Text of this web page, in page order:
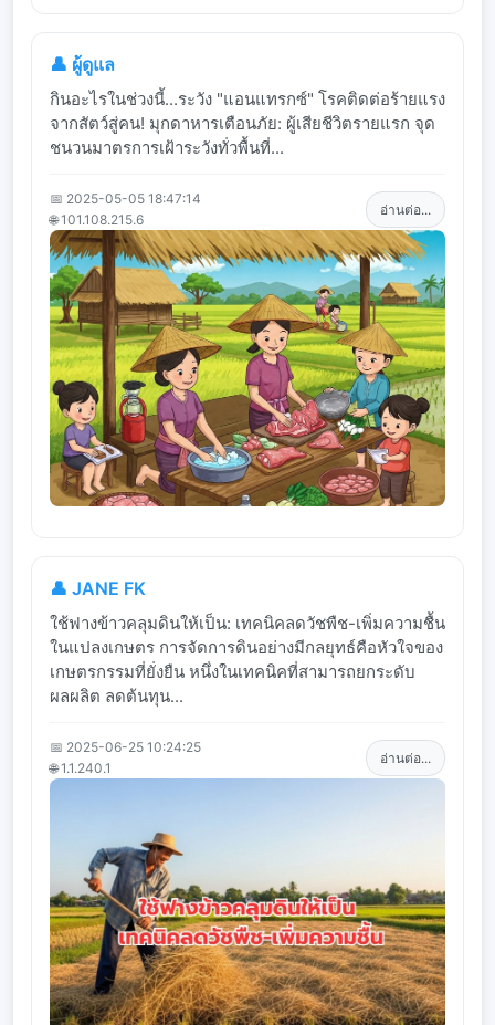
👤 ผู้ดูแล
กินอะไรในช่วงนี้...ระวัง "แอนแทรกซ์" โรคติดต่อร้ายแรง
จากสัตว์สู่คน! มุกดาหารเตือนภัย: ผู้เสียชีวิตรายแรก จุด
ชนวนมาตรการเฝ้าระวังทั่วพื้นที่...
📅 2025-05-05 18:47:14
🌐 101.108.215.6
อ่านต่อ...
👤 JANE FK
ใช้ฟางข้าวคลุมดินให้เป็น: เทคนิคลดวัชพืช-เพิ่มความชื้น
ในแปลงเกษตร การจัดการดินอย่างมีกลยุทธ์คือหัวใจของ
เกษตรกรรมที่ยั่งยืน หนึ่งในเทคนิคที่สามารถยกระดับ
ผลผลิต ลดต้นทุน...
📅 2025-06-25 10:24:25
🌐 1.1.240.1
อ่านต่อ...